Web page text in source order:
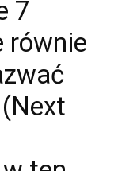
7
równie